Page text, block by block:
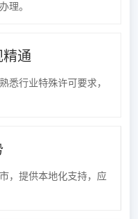
理。
通
悉行业特殊许可要求，
，提供本地化支持，应